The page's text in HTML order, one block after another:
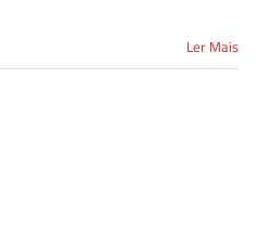
Ler Mais